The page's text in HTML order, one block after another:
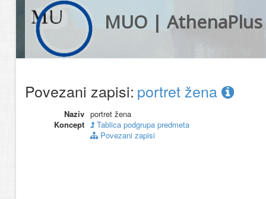
MUO | AthenaPlus
Povezani zapisi: portret žena
Naziv portret žena
Koncept
Tablica podgrupa predmeta
Povezani zapisi